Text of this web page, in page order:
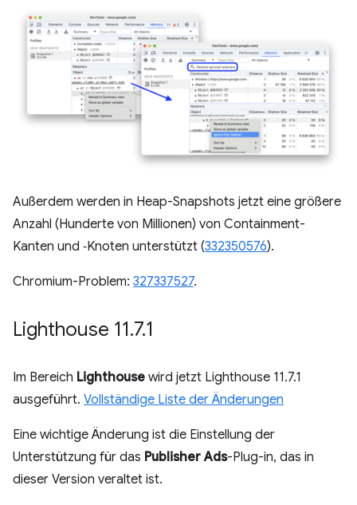
Außerdem werden in Heap-Snapshots jetzt eine größere
Anzahl (Hunderte von Millionen) von Containment-
Kanten und ‑Knoten unterstützt (332350576).
Chromium-Problem: 327337527.
Lighthouse 11.7.1
Im Bereich Lighthouse wird jetzt Lighthouse 11.7.1
ausgeführt. Vollständige Liste der Änderungen
Eine wichtige Änderung ist die Einstellung der
Unterstützung für das Publisher Ads-Plug-in, das in
dieser Version veraltet ist.